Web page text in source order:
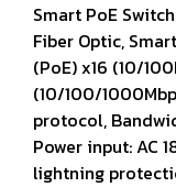
Smart PoE
Fiber Optic,
(PoE) x16 (10/
(10/100/
protocol,
Power input: AC
lightning